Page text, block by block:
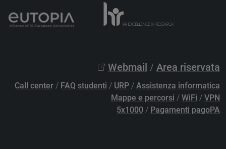
Webmail / Area riservata
Call center / FAQ studenti / URP / Assistenza informatica
Mappe e percorsi / WiFi / VPN
5x1000 / Pagamenti pagoPA